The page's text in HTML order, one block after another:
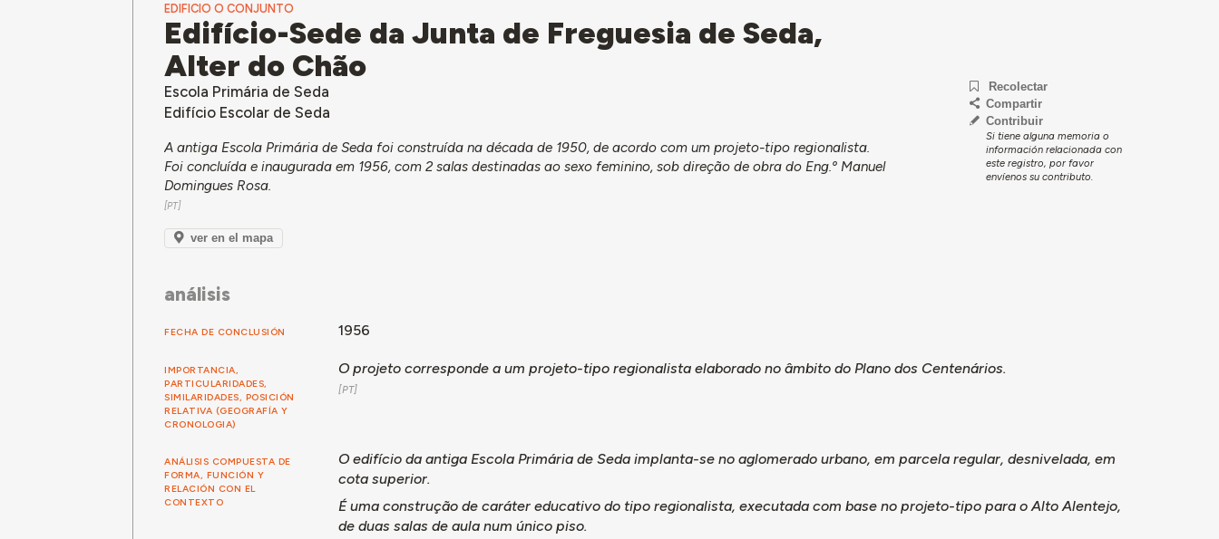
EDIFICIO O CONJUNTO
Edifício-Sede da Junta de Freguesia de Seda,
Alter do Chão
Escola Primária de Seda
Edifício Escolar de Seda
A antiga Escola Primária de Seda foi construída na década de 1950, de acordo com um projeto-tipo regionalista.
Foi concluída e inaugurada em 1956, com 2 salas destinadas ao sexo feminino, sob direção de obra do Eng.º Manuel
Domingues Rosa.
ver en el mapa
Recolectar
Compartir
Contribuir
Si tiene alguna memoria o
información relacionada con
este registro, por favor
envíenos su contributo.
análisis
FECHA DE CONCLUSIÓN 1956
IMPORTANCIA,
PARTICULARIDADES,
SIMILARIDADES, POSICIÓN
RELATIVA (GEOGRAFÍA Y
CRONOLOGIA)
O projeto corresponde a um projeto-tipo regionalista elaborado no âmbito do Plano dos Centenários.
ANÁLISIS COMPUESTA DE
FORMA, FUNCIÓN Y
RELACIÓN CON EL
CONTEXTO
O edifício da antiga Escola Primária de Seda implanta-se no aglomerado urbano, em parcela regular, desnivelada, em
cota superior.
É uma construção de caráter educativo do tipo regionalista, executada com base no projeto-tipo para o Alto Alentejo,
de duas salas de aula num único piso.